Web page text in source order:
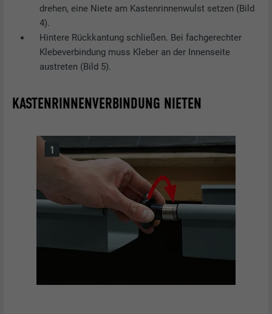
drehen, eine Niete am Kastenrinnenwulst setzen (Bild
4).
Hintere Rückkantung schließen. Bei fachgerechter
Klebeverbindung muss Kleber an der Innenseite
austreten (Bild 5).
KASTENRINNENVERBINDUNG NIETEN